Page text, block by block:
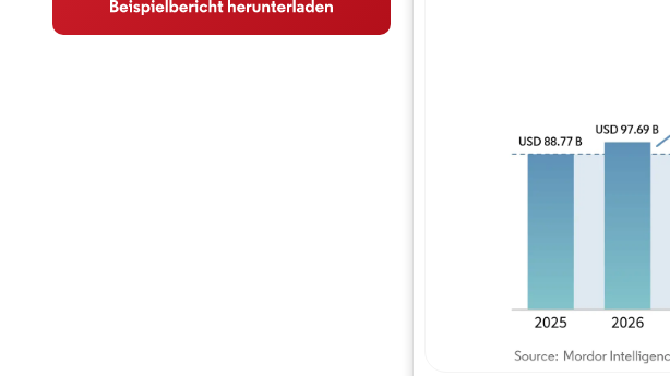
Trends und Einblicke